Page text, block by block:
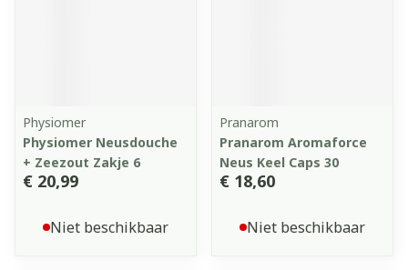
Physiomer
Physiomer Neusdouche
+ Zeezout Zakje 6
€ 20,99
Niet beschikbaar
Pranarom
Pranarom Aromaforce
Neus Keel Caps 30
€ 18,60
Niet beschikbaar